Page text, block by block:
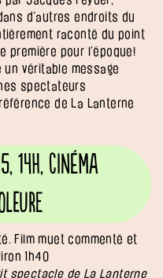
d’autres endroits du
raconté du point
première pour l’époque!
véritable message
spectateurs
de La Lanterne
14h, Cinéma
Film muet commenté et
1h40
spectacle de La Lanterne